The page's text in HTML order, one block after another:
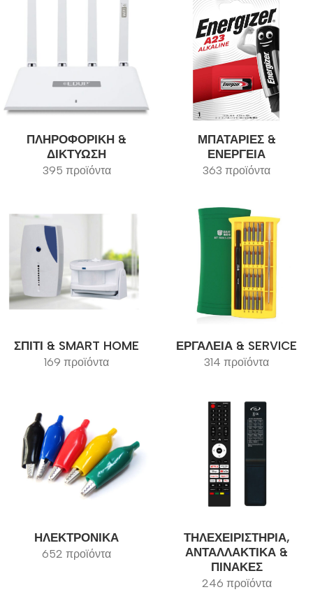
ΠΛΗΡΟΦΟΡΙΚΉ &
ΔΙΚΤΎΩΣΗ
395 προϊόντα
ΜΠΑΤΑΡΊΕΣ &
ΕΝΈΡΓΕΙΑ
363 προϊόντα
ΣΠΊΤΙ & SMART HOME
169 προϊόντα
ΕΡΓΑΛΕΊΑ & SERVICE
314 προϊόντα
ΗΛΕΚΤΡΟΝΙΚΆ
652 προϊόντα
ΤΗΛΕΧΕΙΡΙΣΤΉΡΙΑ,
ΑΝΤΑΛΛΑΚΤΙΚΆ &
ΠΊΝΑΚΕΣ
246 προϊόντα